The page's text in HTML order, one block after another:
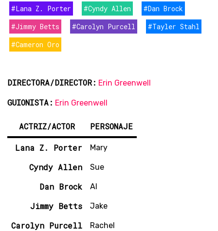
#Lana Z. Porter
#Cyndy Allen
#Dan Brock
#Jimmy Betts
#Carolyn Purcell
#Tayler Stahl
#Cameron Oro
DIRECTORA/DIRECTOR: Erin Greenwell
GUIONISTA: Erin Greenwell
ACTRIZ/ACTOR PERSONAJE
Lana Z. Porter Mary
Cyndy Allen Sue
Dan Brock Al
Jimmy Betts Jake
Carolyn Purcell Rachel